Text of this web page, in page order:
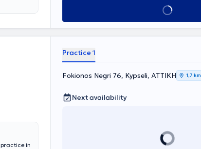
Book appointment
in
Practice 1
Fokionos Negri 76, Kypseli, ΑΤΤΙΚΗ 1,7 km
Next availability